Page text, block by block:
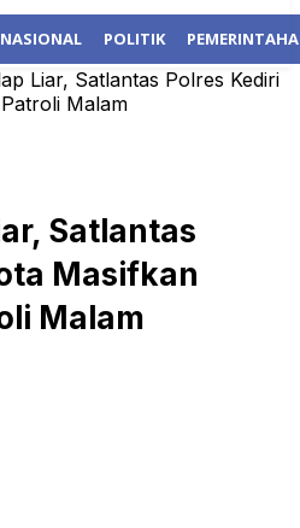
NASIONAL POLITIK
Liar, Satlantas Polres Kediri
Malam
Satlantas
Masifkan
Malam